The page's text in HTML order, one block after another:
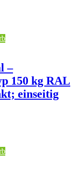
–
150 kg RAL
einseitig